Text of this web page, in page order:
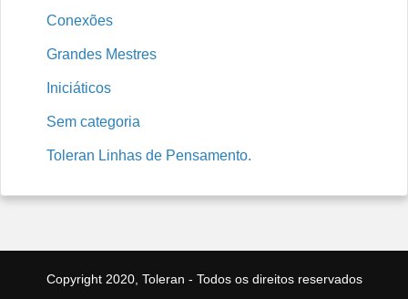
Conexões
Grandes Mestres
Iniciáticos
Sem categoria
Toleran Linhas de Pensamento.
Copyright 2020, Toleran - Todos os direitos reservados